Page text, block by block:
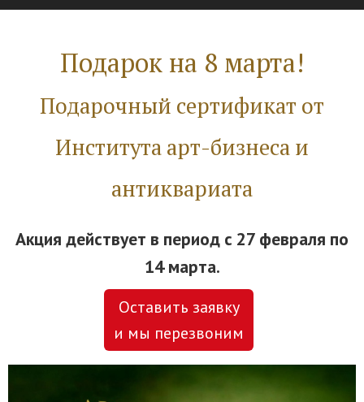
Подарок на 8 марта!
Подарочный сертификат от
Института арт-бизнеса и
антиквариата
Акция действует в период с 27 февраля по
14 марта.
Оставить заявку
и мы перезвоним